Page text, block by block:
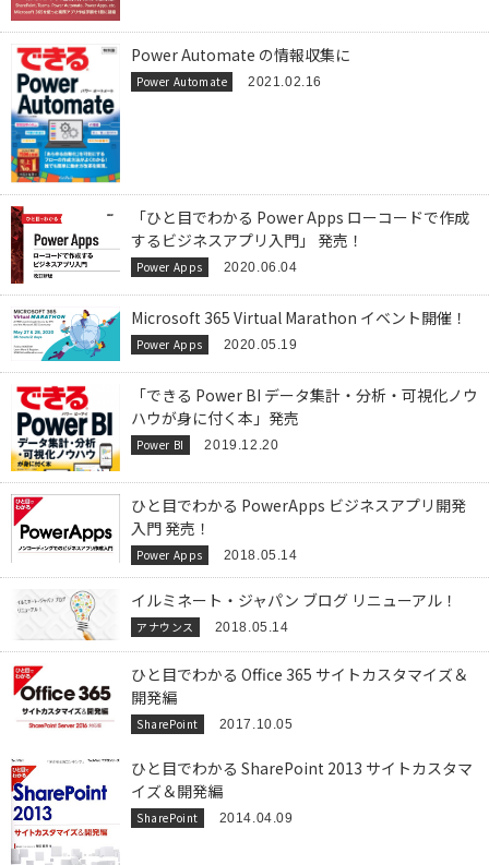
Power Automate の情報収集に
Power Automate 2021.02.16
「ひと目でわかる Power Apps ローコードで作成
するビジネスアプリ入門」 発売！
Power Apps 2020.06.04
Microsoft 365 Virtual Marathon イベント開催！
Power Apps 2020.05.19
「できる Power BI データ集計・分析・可視化ノウ
ハウが身に付く本」発売
Power BI 2019.12.20
ひと目でわかる PowerApps ビジネスアプリ開発
入門 発売！
Power Apps 2018.05.14
イルミネート・ジャパン ブログ リニューアル！
アナウンス 2018.05.14
ひと目でわかる Office 365 サイトカスタマイズ＆
開発編
SharePoint 2017.10.05
ひと目でわかる SharePoint 2013 サイトカスタマ
イズ＆開発編
SharePoint 2014.04.09